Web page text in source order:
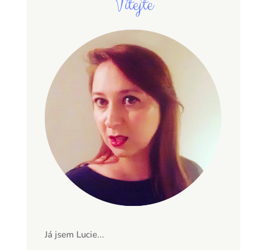
Já jsem Lucie...